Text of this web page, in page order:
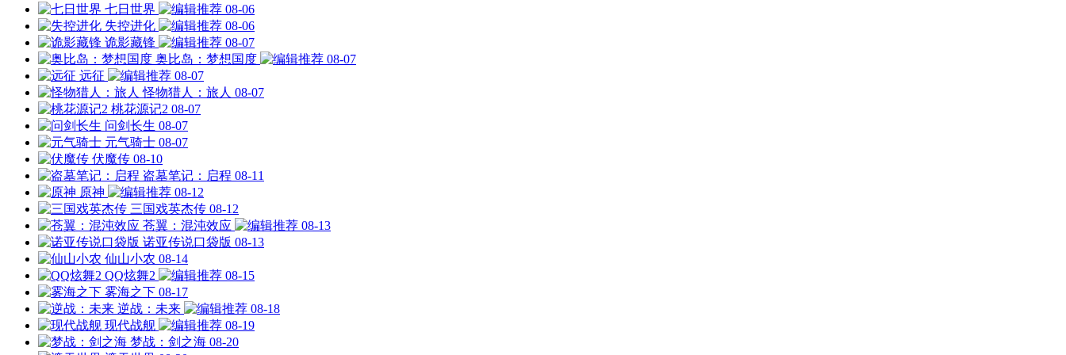
七日世界
08-06
失控进化
08-06
诡影藏锋
08-07
奥比岛：梦想国度
08-07
远征
08-07
怪物猎人：旅人 08-07
桃花源记2 08-07
问剑长生 08-07
元气骑士 08-07
伏魔传 08-10
盗墓笔记：启程 08-11
原神
08-12
三国戏英杰传 08-12
苍翼：混沌效应
08-13
诺亚传说口袋版 08-13
仙山小农 08-14
QQ炫舞2
08-15
雾海之下 08-17
逆战：未来
08-18
现代战舰
08-19
梦战：剑之海 08-20